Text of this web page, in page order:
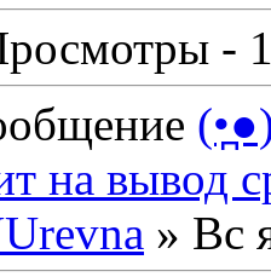
-
на вывод
» Вс